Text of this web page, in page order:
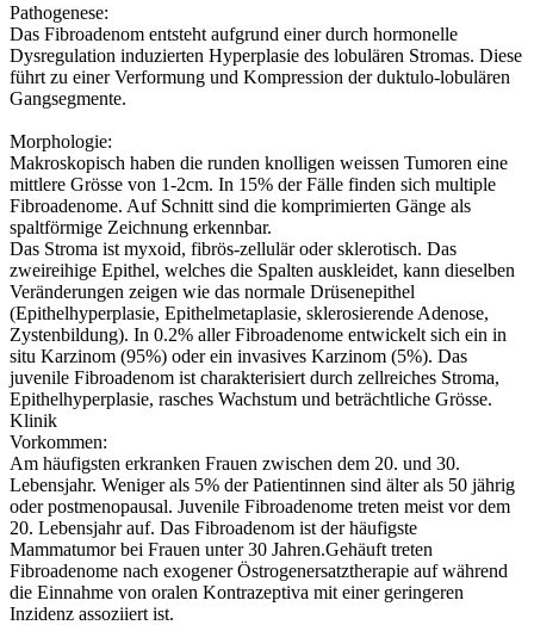
Pathogenese:
Das Fibroadenom entsteht aufgrund einer durch hormonelle
Dysregulation induzierten Hyperplasie des lobulären Stromas. Diese
führt zu einer Verformung und Kompression der duktulo-lobulären
Gangsegmente.
Morphologie:
Makroskopisch haben die runden knolligen weissen Tumoren eine
mittlere Grösse von 1-2cm. In 15% der Fälle finden sich multiple
Fibroadenome. Auf Schnitt sind die komprimierten Gänge als
spaltförmige Zeichnung erkennbar.
Das Stroma ist myxoid, fibrös-zellulär oder sklerotisch. Das
zweireihige Epithel, welches die Spalten auskleidet, kann dieselben
Veränderungen zeigen wie das normale Drüsenepithel
(Epithelhyperplasie, Epithelmetaplasie, sklerosierende Adenose,
Zystenbildung). In 0.2% aller Fibroadenome entwickelt sich ein in
situ Karzinom (95%) oder ein invasives Karzinom (5%). Das
juvenile Fibroadenom ist charakterisiert durch zellreiches Stroma,
Epithelhyperplasie, rasches Wachstum und beträchtliche Grösse.
Klinik
Vorkommen:
Am häufigsten erkranken Frauen zwischen dem 20. und 30.
Lebensjahr. Weniger als 5% der Patientinnen sind älter als 50 jährig
oder postmenopausal. Juvenile Fibroadenome treten meist vor dem
20. Lebensjahr auf. Das Fibroadenom ist der häufigste
Mammatumor bei Frauen unter 30 Jahren.Gehäuft treten
Fibroadenome nach exogener Östrogenersatztherapie auf während
die Einnahme von oralen Kontrazeptiva mit einer geringeren
Inzidenz assoziiert ist.